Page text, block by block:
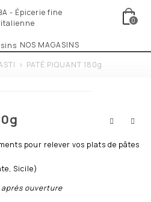
0
NOS MAGASINS
> PATÉ PIQUANT 180g
pour relever vos plats de pâtes
Sicile)
ouverture